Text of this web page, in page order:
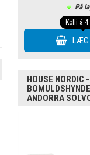
På
Kolli á 4
HOUSE NORDIC
ANDORRA